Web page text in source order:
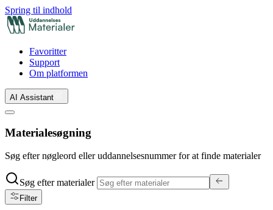
Spring til indhold
Favoritter
Support
Om platformen
AI Assistant
Materialesøgning
Søg efter nøgleord eller uddannelsesnummer for at finde materialer
Søg efter materialer
Filter